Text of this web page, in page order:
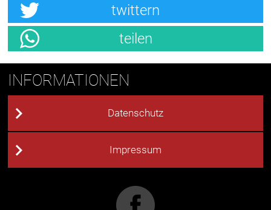
twittern
teilen
INFORMATIONEN
Datenschutz
Impressum